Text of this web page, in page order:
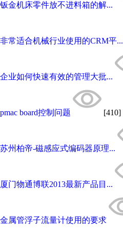
钣金机床零件放不进料箱的解...
非常适合机械行业使用的CRM平...
企业如何快速有效的管理大批...
pmac board控制问题 [410]
苏州柏帝-磁感应式编码器原理...
厦门物通博联2013最新产品目...
金属管浮子流量计使用的要求